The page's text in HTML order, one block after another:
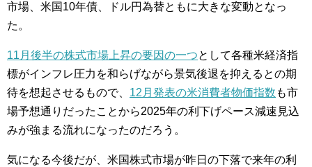
市場、米国10年債、ドル円為替ともに大きな変動となっ
た。
11月後半の株式市場上昇の要因の一つとして各種米経済指
標がインフレ圧力を和らげながら景気後退を抑えるとの期
待を想起させるもので、 12月発表の米消費者物価指数 も市
場予想通りだったことから2025年の利下げペース減速見込
みが強まる流れになったのだろう。
気になる今後だが、米国株式市場が昨日の下落で来年の利